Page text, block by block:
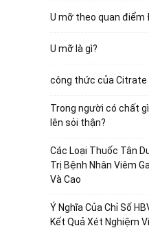
U mỡ theo quan điểm
U mỡ là gì?
công thức của Citrate
Trong người có chất
lên sỏi thận?
Các Loại Thuốc Tân
Trị Bệnh Nhân Viêm
Và Cao
Ý Nghĩa Của Chỉ Số
Kết Quả Xét Nghiệm